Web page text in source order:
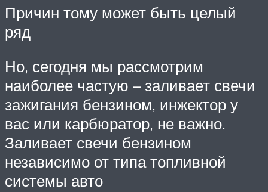
Причин тому может быть целый
ряд
Но, сегодня мы рассмотрим
наиболее частую – заливает свечи
зажигания бензином, инжектор у
вас или карбюратор, не важно.
Заливает свечи бензином
независимо от типа топливной
системы авто